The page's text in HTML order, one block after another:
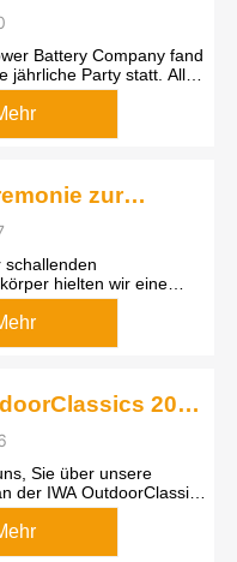
Battery Company fand
jährliche Party statt. Alle
sich fröhlich,
chinesische
zur
der Arbeit des
schallenden
hielten wir eine
Aufnahme der Arbeit
"Frohes neues Jahr"
K...
2026
Sie über unsere
der IWA OutdoorClassics
- 1. März, Nürnberg
Deutschland) zu